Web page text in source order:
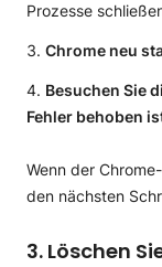
Prozesse
Chrome neu
Besuchen Sie
Fehler behoben
Wenn der
den nächsten
3. Löschen